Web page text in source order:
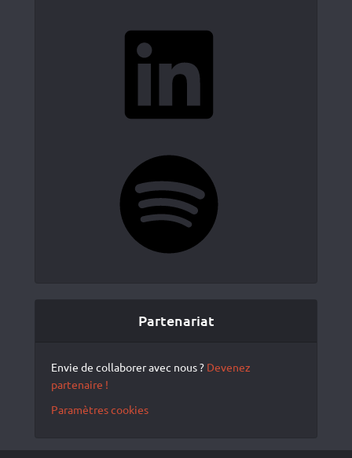
Partenariat
Envie de collaborer avec nous ? Devenez
partenaire !
Paramètres cookies